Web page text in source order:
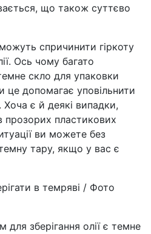
що також суттєво
спричинити гіркоту
Ось чому багато
скло для упаковки
це допомагає уповільнити
є й деякі випадки,
прозорих пластикових
ви можете без
тару, якщо у вас є
в темряві / Фото
зберігання олії є темне